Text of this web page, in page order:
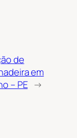
de
em
– PE →